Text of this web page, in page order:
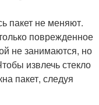
пакет не меняют.
поврежденное
не занимаются, но
извлечь стекло
пакет, следуя